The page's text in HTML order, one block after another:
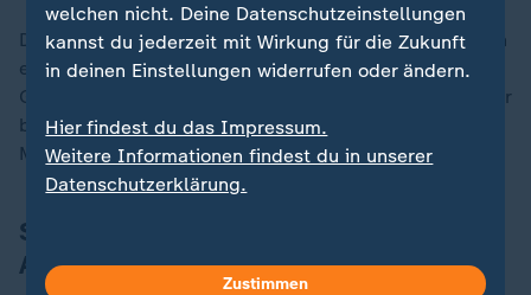
Das Unternehmen lässt sich die Ausbildung pro Person
etwa 20.000 Euro kosten, wie Personalchef Steffen
Grimm sagt. Der Basis-Stundenlohn liegt für alle Fahrer
bei 18,56 Euro - weit über dem gesetzlichen
Mindestlohn von 12,41 Euro.
Studierende: Voraussetzungen für die
Ausbildung
welchen nicht. Deine Datenschutzeinstellungen
kannst du jederzeit mit Wirkung für die Zukunft
in deinen Einstellungen widerrufen oder ändern.
Hier findest du das Impressum.
Weitere Informationen findest du in unserer
Datenschutzerklärung.
Zustimmen